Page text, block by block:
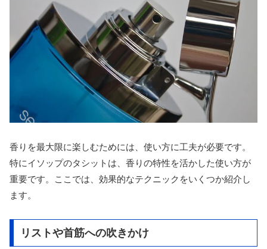
香りを最大限に楽しむためには、使い方に工夫が必要です。
特にイソップのタシットは、香りの特性を活かした使い方が
重要です。ここでは、効果的なテクニックをいくつか紹介し
ます。
リストや首筋への吹きかけ